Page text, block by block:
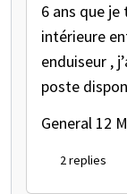
6 ans que
intérieure
enduiseur ,
poste
General 12
2 replies